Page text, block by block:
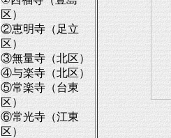
区）
②恵明寺（足立
区）
③無量寺（北区）
④与楽寺（北区）
⑤常楽寺（台東
区）
⑥常光寺（江東
区）